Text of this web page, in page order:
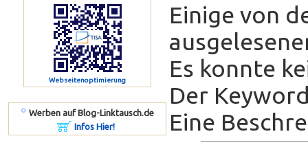
Webseitenoptimierung
º Werben auf Blog-Linktausch.de
Infos Hier!
Einige von
Es konnte
Der
Eine